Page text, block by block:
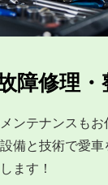
障修理
ンテナンスもお
備と技術で愛
ます！